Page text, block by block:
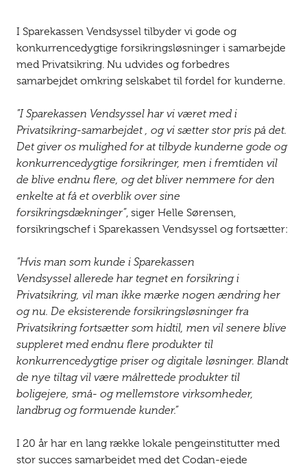
I Sparekassen Vendsyssel tilbyder vi gode og
konkurrencedygtige forsikringsløsninger i samarbejde
med Privatsikring. Nu udvides og forbedres
samarbejdet omkring selskabet til fordel for kunderne.
”I Sparekassen Vendsyssel har vi været med i
Privatsikring-samarbejdet , og vi sætter stor pris på det.
Det giver os mulighed for at tilbyde kunderne gode og
konkurrencedygtige forsikringer, men i fremtiden vil
de blive endnu flere, og det bliver nemmere for den
enkelte at få et overblik over sine
forsikringsdækninger”, siger Helle Sørensen,
forsikringschef i Sparekassen Vendsyssel og fortsætter:
”Hvis man som kunde i Sparekassen
Vendsyssel allerede har tegnet en forsikring i
Privatsikring, vil man ikke mærke nogen ændring her
og nu. De eksisterende forsikringsløsninger fra
Privatsikring fortsætter som hidtil, men vil senere blive
suppleret med endnu flere produkter til
konkurrencedygtige priser og digitale løsninger. Blandt
de nye tiltag vil være målrettede produkter til
boligejere, små- og mellemstore virksomheder,
landbrug og formuende kunder.”
I 20 år har en lang række lokale pengeinstitutter med
stor succes samarbejdet med det Codan-ejede